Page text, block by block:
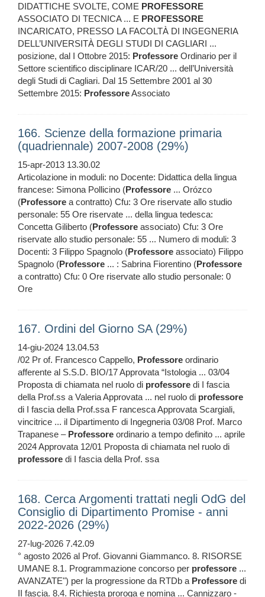
DIDATTICHE SVOLTE, COME PROFESSORE
ASSOCIATO DI TECNICA ... E PROFESSORE
INCARICATO, PRESSO LA FACOLTÀ DI INGEGNERIA
DELL’UNIVERSITÀ DEGLI STUDI DI CAGLIARI ...
posizione, dal I Ottobre 2015: Professore Ordinario per il
Settore scientifico disciplinare ICAR/20 ... dell’Università
degli Studi di Cagliari. Dal 15 Settembre 2001 al 30
Settembre 2015: ProfessoreAssociato
166. Scienze della formazione primaria
(quadriennale) 2007-2008 (29%)
15-apr-2013 13.30.02
Articolazione in moduli: no Docente: Didattica della lingua
francese: Simona Pollicino (Professore ... Orózco
(Professore a contratto) Cfu: 3 Ore riservate allo studio
personale: 55 Ore riservate ... della lingua tedesca:
Concetta Giliberto (Professore associato) Cfu: 3 Ore
riservate allo studio personale: 55 ... Numero di moduli: 3
Docenti: 3 Filippo Spagnolo (Professore associato) Filippo
Spagnolo (Professore ... : Sabrina Fiorentino (Professore
a contratto) Cfu: 0 Ore riservate allo studio personale: 0
Ore
167. Ordini del Giorno SA (29%)
14-giu-2024 13.04.53
/02 Pr of. Francesco Cappello, Professore ordinario
afferente al S.S.D. BIO/17 Approvata “Istologia ... 03/04
Proposta di chiamata nel ruolo di professore di I fascia
della Prof.ss a Valeria Approvata ... nel ruolo di professore
di I fascia della Prof.ssa F rancesca Approvata Scargiali,
vincitrice ... il Dipartimento di Ingegneria 03/08 Prof. Marco
Trapanese – Professore ordinario a tempo definito ... aprile
2024 Approvata 12/01 Proposta di chiamata nel ruolo di
professore di I fascia della Prof. ssa
168. Cerca Argomenti trattati negli OdG del
Consiglio di Dipartimento Promise - anni
2022-2026 (29%)
27-lug-2026 7.42.09
° agosto 2026 al Prof. Giovanni Giammanco. 8. RISORSE
UMANE 8.1. Programmazione concorso per professore ...
AVANZATE") per la progressione da RTDb a Professore di
II fascia. 8.4. Richiesta proroga e nomina ... Cannizzaro -